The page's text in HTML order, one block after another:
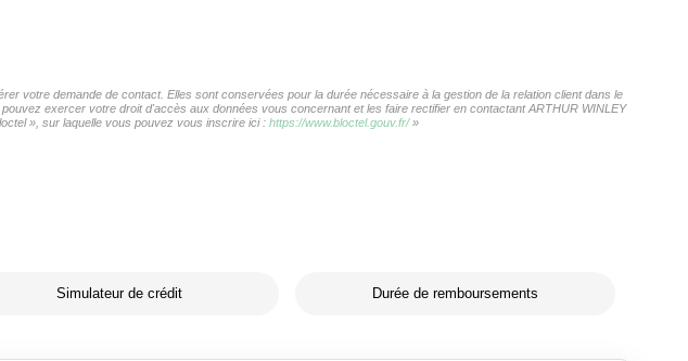
votre demande de contact. Elles sont conservées pour la durée nécessaire à la gestion de la relation client dans le
exercer votre droit d'accès aux données vous concernant et les faire rectifier en contactant ARTHUR WINLEY
», sur laquelle vous pouvez vous inscrire ici : https://www.bloctel.gouv.fr/»
Simulateur de crédit Durée de remboursements